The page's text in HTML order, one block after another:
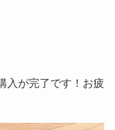
入が完了です！お疲